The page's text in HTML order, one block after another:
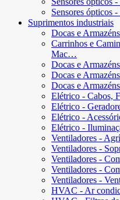
Sensores ópticos
Suprimentos industriais
Docas e
Carrinhos e
Mac…
Docas e
Docas e
Docas e
Elétrico - Cabos,
Elétrico -
Elétrico -
Elétrico -
Ventiladores -
Ventiladores -
Ventiladores -
Ventiladores -
Ventiladores -
HVAC - Ar